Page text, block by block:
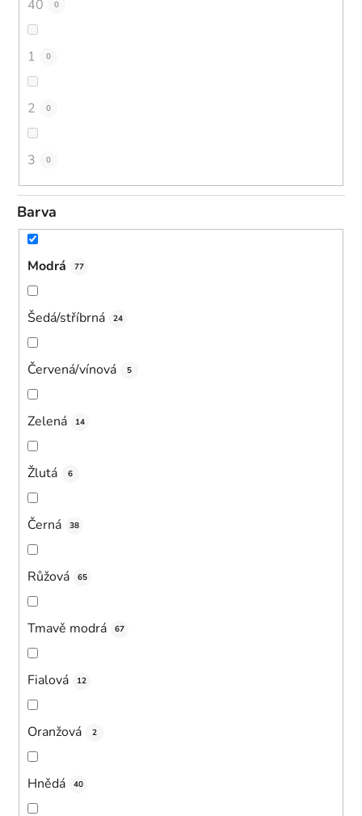
40 0
1 0
2 0
3 0
Barva
Modrá 77
Šedá/stříbrná 24
Červená/vínová 5
Zelená 14
Žlutá 6
Černá 38
Růžová 65
Tmavě modrá 67
Fialová 12
Oranžová 2
Hnědá 40